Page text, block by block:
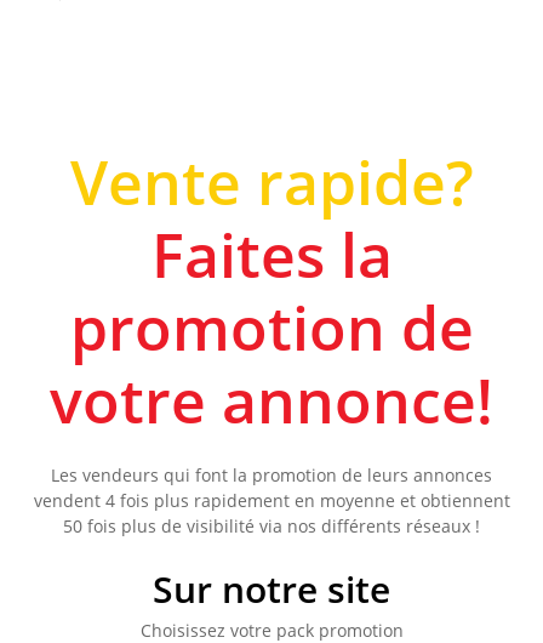
Vente rapide?
Faites la
promotion de
votre annonce!
Les vendeurs qui font la promotion de leurs annonces
vendent 4 fois plus rapidement en moyenne et obtiennent
50 fois plus de visibilité via nos différents réseaux !
Sur notre site
Choisissez votre pack promotion